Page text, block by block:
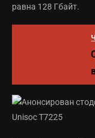
равна 128 Гбайт.